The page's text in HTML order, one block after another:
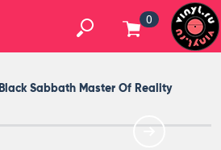
0
Black Sabbath Master Of Reality